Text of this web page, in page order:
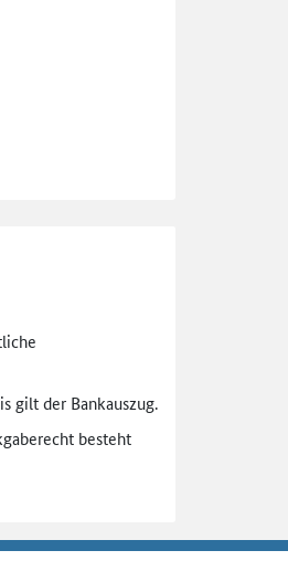
gilt der Bankauszug.
besteht